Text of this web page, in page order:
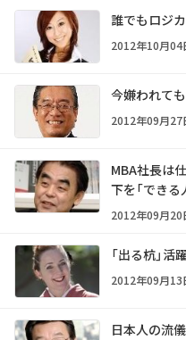
誰でもロジ
2012年10月04
今嫌われて
2012年09月27
MBA社長は
下を「できる
2012年09月20
「出る杭」
2012年09月13
日本人の流